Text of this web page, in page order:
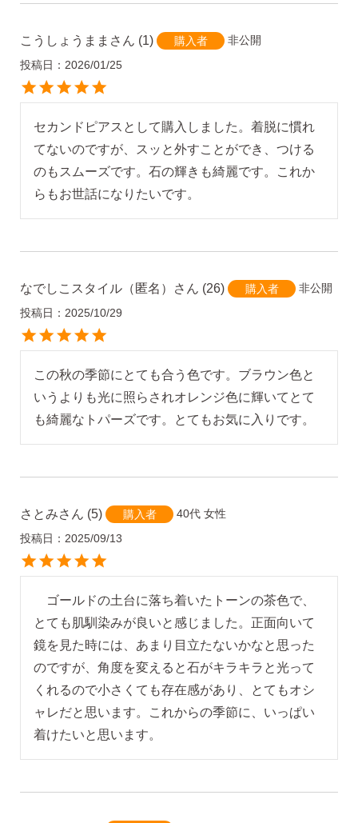
こうしょうまま 1 購入者
非公開
投稿日
2026/01/25
セカンドピアスとして購入しました。着脱に慣れ
てないのですが、スッと外すことができ、つける
のもスムーズです。石の輝きも綺麗です。これか
らもお世話になりたいです。
なでしこスタイル（匿名） 26 購入者
非公開
投稿日
2025/10/29
この秋の季節にとても合う色です。ブラウン色と
いうよりも光に照らされオレンジ色に輝いてとて
さとみ 5 購入者 40代 女性
投稿日
2025/09/13
ゴールドの土台に落ち着いたトーンの茶色で、
とても肌馴染みが良いと感じました。正面向いて
鏡を見た時には、あまり目立たないかなと思った
のですが、角度を変えると石がキラキラと光って
くれるので小さくても存在感があり、とてもオシ
ャレだと思います。これからの季節に、いっぱい
着けたいと思います。